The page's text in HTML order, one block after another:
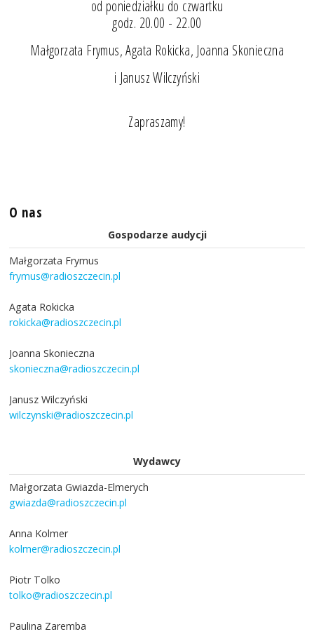
od poniedziałku do czwartku
godz. 20.00 - 22.00
Małgorzata Frymus, Agata Rokicka, Joanna Skonieczna
i Janusz Wilczyński
Zapraszamy!
O nas
Gospodarze audycji
Małgorzata Frymus
frymus@radioszczecin.pl
Agata Rokicka
rokicka@radioszczecin.pl
Joanna Skonieczna
skonieczna@radioszczecin.pl
Janusz Wilczyński
wilczynski@radioszczecin.pl
Wydawcy
Małgorzata Gwiazda-Elmerych
gwiazda@radioszczecin.pl
Anna Kolmer
kolmer@radioszczecin.pl
Piotr Tolko
tolko@radioszczecin.pl
Paulina Zaremba